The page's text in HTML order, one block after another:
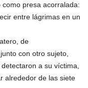
presa acorralada:
entre lágrimas en un
de
con otro sujeto,
a su víctima,
alrededor de las siete